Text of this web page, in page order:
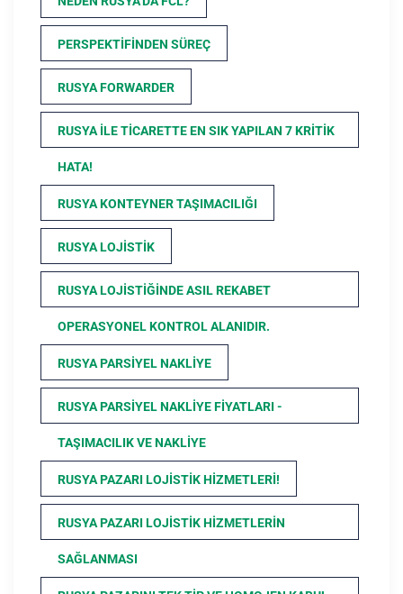
PERSPEKTIFINDEN SÜREÇ
RUSYA FORWARDER
RUSYA ILE TICARETTE EN SIK YAPILAN 7 KRITIK
HATA!
RUSYA KONTEYNER TAŞIMACILIĞI
RUSYA LOJISTIK
RUSYA LOJISTIĞINDE ASIL REKABET
OPERASYONEL KONTROL ALANIDIR.
RUSYA PARSIYEL NAKLIYE
RUSYA PARSIYEL NAKLIYE FIYATLARI -
TAŞIMACILIK VE NAKLIYE
RUSYA PAZARI LOJISTIK HIZMETLERI!
RUSYA PAZARI LOJISTIK HIZMETLERIN
SAĞLANMASI